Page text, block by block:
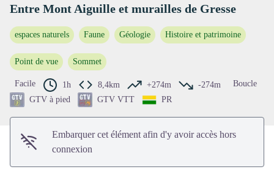
Voir l'image en plein écran
Entre Mont Aiguille et murailles de Gresse
espaces naturels Faune Géologie Histoire et patrimoine
Point de vue Sommet
Facile 1h 8,4km +274m -274m
Boucle
GTV à pied
GTV VTT PR
Embarquer cet élément afin d'y avoir accès hors
connexion